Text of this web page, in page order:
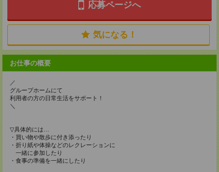
応募ページへ
気になる！
お仕事の概要
／
グループホームにて
利用者の方の日常生活をサポート！
＼
▽具体的には…
・買い物や散歩に付き添ったり
・折り紙や体操などのレクレーションに
一緒に参加したり
・食事の準備を一緒にしたり